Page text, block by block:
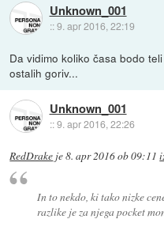
Unknown_001
::9. apr 2016, 22:19
Da vidimo koliko časa bodo
ostalih goriv...
Unknown_001
::9. apr 2016, 22:26
RedDrake je8. apr 2016 ob 09:11
In to nekdo, ki tako nizke
razlike je za njega pocket